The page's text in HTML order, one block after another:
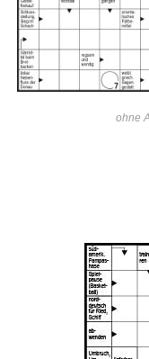
ohne